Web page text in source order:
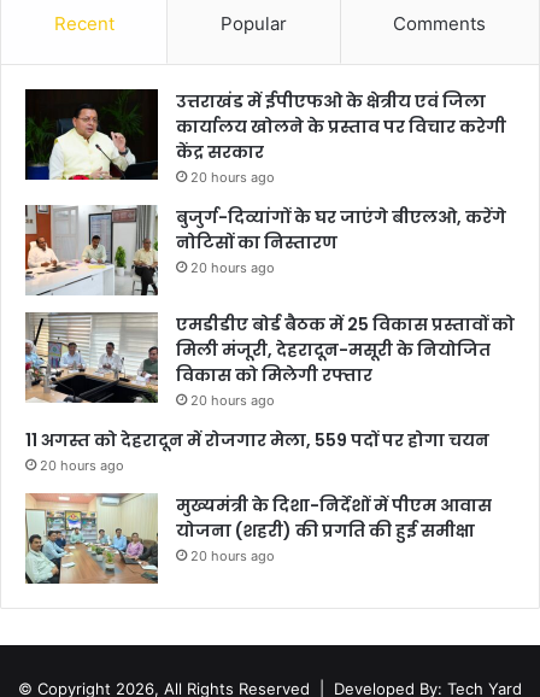
Recent Popular Comments
उत्तराखंड में ईपीएफओ के क्षेत्रीय एवं जिला
कार्यालय खोलने के प्रस्ताव पर विचार करेगी
केंद्र सरकार
20 hours ago
बुजुर्ग-दिव्यांगों के घर जाएंगे बीएलओ, करेंगे
नोटिसों का निस्तारण
20 hours ago
एमडीडीए बोर्ड बैठक में 25 विकास प्रस्तावों को
मिली मंजूरी, देहरादून-मसूरी के नियोजित
विकास को मिलेगी रफ्तार
20 hours ago
11 अगस्त को देहरादून में रोजगार मेला, 559 पदों पर होगा चयन
20 hours ago
मुख्यमंत्री के दिशा-निर्देशों में पीएम आवास
योजना (शहरी) की प्रगति की हुई समीक्षा
20 hours ago
© Copyright 2026, All Rights Reserved | Developed By: Tech Yard